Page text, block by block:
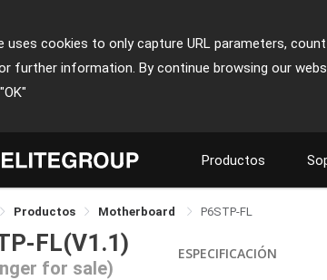
uses cookies to only capture URL parameters,
further information. By continue browsing our
"OK"
Productos
Productos Motherboard P6STP-FL
FL(V1.1)
for sale)
ESPECIFICACIÓN